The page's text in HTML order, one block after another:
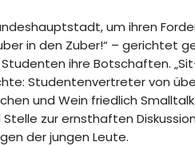
um ihren
in den Zuber!“ – gerichtet
ihre Botschaften.
Studentenvertreter von
und Wein friedlich
zur ernsthaften
der jungen Leute.